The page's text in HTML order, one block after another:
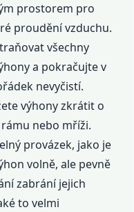
prostorem pro
proudění vzduchu.
všechny
a pokračujte v
nevyčistí.
výhony zkrátit o
nebo mříži.
provázek, jako je
volně, ale pevně
zabrání jejich
to velmi